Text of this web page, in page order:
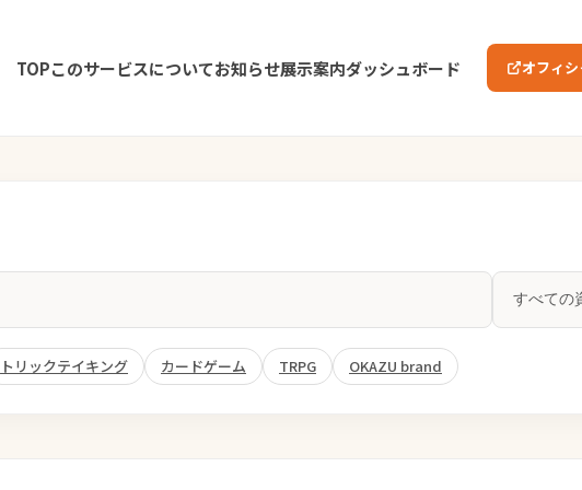
TOPこのサービスについてお知らせ展示案内ダッシュボード オフィ
トリックテイキング カードゲーム TRPG OKAZU brand